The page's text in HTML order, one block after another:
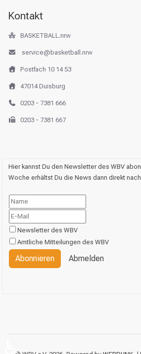
Kontakt
BASKETBALL.nrw
service@basketball.nrw
Postfach 10 14 53
47014 Duisburg
0203 - 7381 666
0203 - 7381 667
Hier kannst Du den Newsletter des WBV
Woche erhältst Du die News dann direkt
Newsletter des WBV
Amtliche Mitteilungen des WBV
Abonnieren Abmelden